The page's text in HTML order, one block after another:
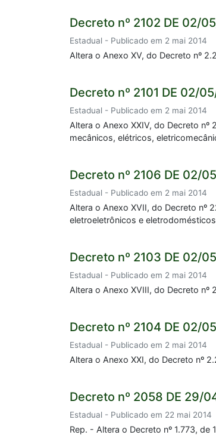
Decreto nº 2102 DE 02/
Estadual - Publicado em 2 mai 2014
Altera o Anexo XV, do Decreto nº
Decreto nº 2101 DE 02/
Estadual - Publicado em 2 mai 2014
Altera o Anexo XXIV, do Decreto
mecânicos, elétricos,
Decreto nº 2106 DE 02/
Estadual - Publicado em 2 mai 2014
Altera o Anexo XVII, do Decreto nº
eletroeletrônicos e
Decreto nº 2103 DE 02/
Estadual - Publicado em 2 mai 2014
Altera o Anexo XVIII, do Decreto
Decreto nº 2104 DE 02/
Estadual - Publicado em 2 mai 2014
Altera o Anexo XXI, do Decreto nº
Decreto nº 2058 DE 29/
Estadual - Publicado em 22 mai 2014
Rep. - Altera o Decreto nº 1.773,